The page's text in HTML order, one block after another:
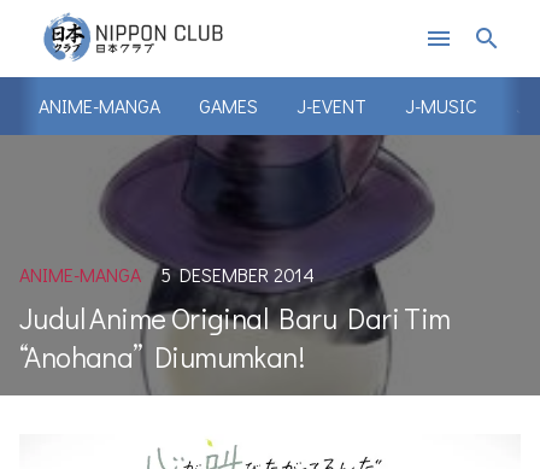
menu search
ANIME-MANGA GAMES J-EVENT J-MUSIC J-
ANIME-MANGA 5 DESEMBER 2014
Judul Anime Original Baru Dari Tim
“Anohana” Diumumkan!